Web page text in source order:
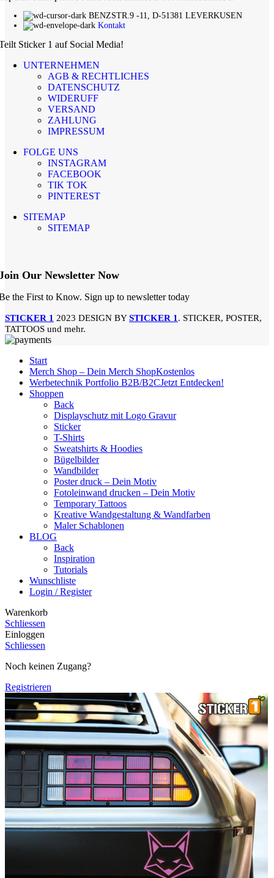
BENZSTR.9 -11, D-51381 LEVERKUSEN
Kontakt
Sticker 1 auf Social Media!
UNTERNEHMEN
AGB & RECHTLICHES
DATENSCHUTZ
WIDERUFF
VERSAND
ZAHLUNG
IMPRESSUM
FOLGE UNS
INSTAGRAM
FACEBOOK
TIK TOK
PINTEREST
SITEMAP
SITEMAP
Our Newsletter Now
the First to Know. Sign up to newsletter today
STICKER 1 2023 DESIGN BYSTICKER 1 . STICKER, POSTER,
TATTOOS und mehr.
Start
Merch Shop – Dein Merch ShopKostenlos
Werbetechnik Portfolio B2B/B2CJetzt Entdecken!
Shoppen
Back
Displayschutz mit Logo Gravur
Sticker
T-Shirts
Sweatshirts & Hoodies
Bügelbilder
Wandbilder
Poster druck – Dein Motiv
Fotoleinwand drucken – Dein Motiv
Temporary Tattoos
Kreative Wandgestaltung & Wandfarben
Maler Schablonen
BLOG
Back
Inspiration
Tutorials
Wunschliste
Login / Register
Warenkorb
Schliessen
Einloggen
Schliessen
Noch keinen Zugang?
Registrieren